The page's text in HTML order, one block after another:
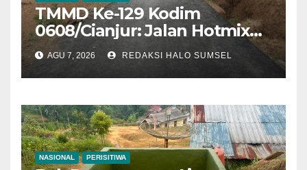
TMMD Ke-129 Kodim
0608/Cianjur: Jalan Hotmix
Kampung RT 07/03 Tuntas
100 Persen, Manfaat Nyata
Mulai Dinikmati Warga
AGU 7, 2026 REDAKSI HALO SUMSEL
NASIONAL PERISITIWA